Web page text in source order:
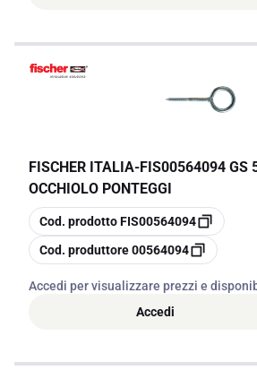
FISCHER ITALIA-FIS00564094 GS
OCCHIOLO PONTEGGI
copia
Cod. prodottoFIS00564094
copia
Cod. produttore00564094
Accedi per visualizzare prezzi e
Accedi